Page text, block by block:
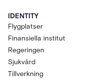
IDENTITY
Flygplatser
Finansiella institut
Regeringen
Sjukvård
Tillverkning